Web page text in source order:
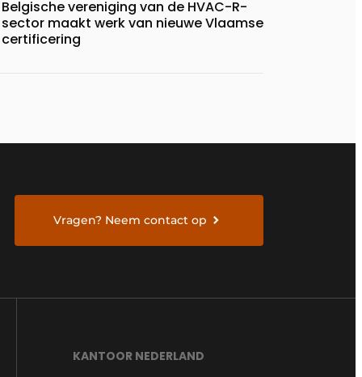
Belgische vereniging van de HVAC-R-
sector maakt werk van nieuwe Vlaamse
certificering
Vragen? Neem contact op
KANTOOR NEDERLAND